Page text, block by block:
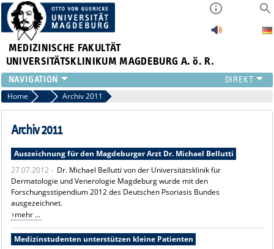
MEDIZINISCHE FAKULTÄT
UNIVERSITÄTSKLINIKUM MAGDEBURG A. ö. R.
INSTITUTE
KLINIKEN
ZENTRALE EINRICHTUNGEN
PRESSE
ÜBER UNS
INTERNATIONAL
INTRANET
Home Archiv Pressemitteilungen
Archiv 2011
Archiv 2011
Auszeichnung für den Magdeburger Arzt Dr. Michael Bellutti
27.07.2012 - Dr. Michael Bellutti von der Universitätsklinik für
Dermatologie und Venerologie Magdeburg wurde mit den
Forschungsstipendium 2012 des Deutschen Psoriasis Bundes
ausgezeichnet.
mehr ...
Medizinstudenten unterstützen kleine Patienten